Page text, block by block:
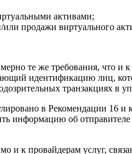
активами;
продажи виртуального
те же требования, что
идентификацию лиц,
транзакциях в
в Рекомендации 16 и
об отправителе
и к провайдерам услуг,